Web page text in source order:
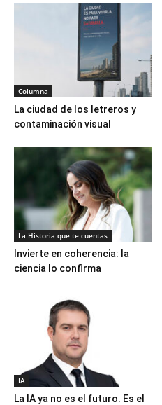
Columna
La ciudad de los letreros y
contaminación visual
La Historia que te cuentas
Invierte en coherencia: la
ciencia lo confirma
IA
La IA ya no es el futuro. Es el